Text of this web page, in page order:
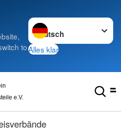
to
Sprache wechseln zu
Alles klar
e.V.